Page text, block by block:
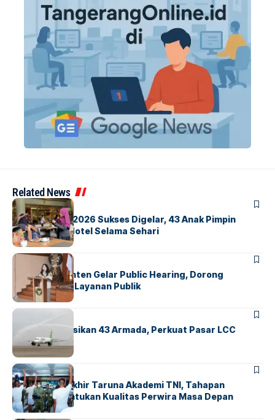
Related News
BERITAINDEX
GM For A Day 2026 Sukses Digelar, 43 Anak Pimpin
Operasional Hotel Selama Sehari
BANDARA BERITA
Karantina Banten Gelar Public Hearing, Dorong
Transparansi Layanan Publik
BANDARA
Citilink Operasikan 43 Armada, Perkuat Pasar LCC
Nasional
BERITA
Sidang Pantukhir Taruna Akademi TNI, Tahapan
Strategis Tentukan Kualitas Perwira Masa Depan